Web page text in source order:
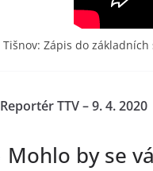
Tišnov: Zápis do
Reportér TTV – 9. 4. 2020
Mohlo by se